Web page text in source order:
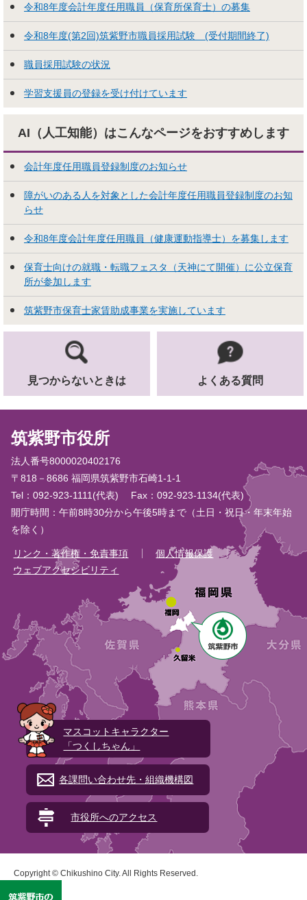
令和8年度会計年度任用職員（保育所保育士）の募集
令和8年度(第2回)筑紫野市職員採用試験 (受付期間終了)
職員採用試験の状況
学習支援員の登録を受け付けています
AI（人工知能）はこんなページをおすすめします
会計年度任用職員登録制度のお知らせ
障がいのある人を対象とした会計年度任用職員登録制度のお知
らせ
令和8年度会計年度任用職員（健康運動指導士）を募集します
保育士向けの就職・転職フェスタ（天神にて開催）に公立保育
所が参加します
筑紫野市保育士家賃助成事業を実施しています
見つからないときは よくある質問
筑紫野市役所
法人番号8000020402176
〒818－8686 福岡県筑紫野市石崎1-1-1
Tel：092-923-1111(代表)
Fax：092-923-1134(代表)
開庁時間：午前8時30分から午後5時まで（土日・祝日・年末年始
を除く）
リンク・著作権・免責事項
個人情報保護
ウェブアクセシビリティ
マスコットキャラクター
「つくしちゃん」
各課問い合わせ先・組織機構図
市役所へのアクセス
Copyright © Chikushino City. All Rights Reserved.